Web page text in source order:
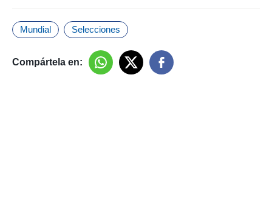
Mundial Selecciones
Compártela en: